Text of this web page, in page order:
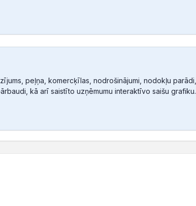
peļņa, komercķīlas, nodrošinājumi, nodokļu parādi,
kā arī saistīto uzņēmumu interaktīvo saišu grafiku.